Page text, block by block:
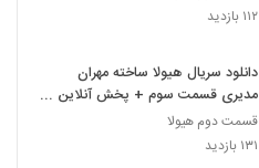
۱۱۲ بازدید
دانلود سریال هیولا ساخته مهران
مدیری قسمت سوم + پخش آنلاین
قسمت ها- --
قسمت دوم هیولا
۱۳۱ بازدید